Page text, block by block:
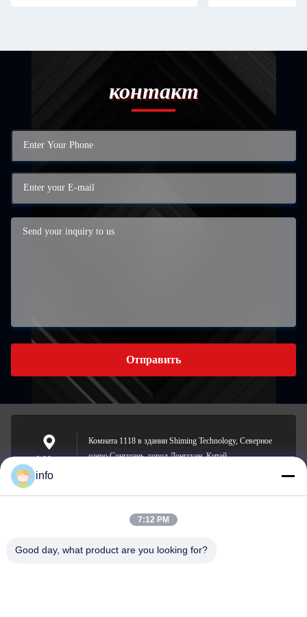
контакт
Отправить
Address
Комната 1118 в здании Shiming Technology, Северное
озеро Сонгшань, город Донггуан, Китай.
info@gdpowerplus.com
info
7:12 PM
Good day, what product are you looking for?